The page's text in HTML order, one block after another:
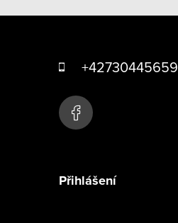
+42730445659
Přihlášení